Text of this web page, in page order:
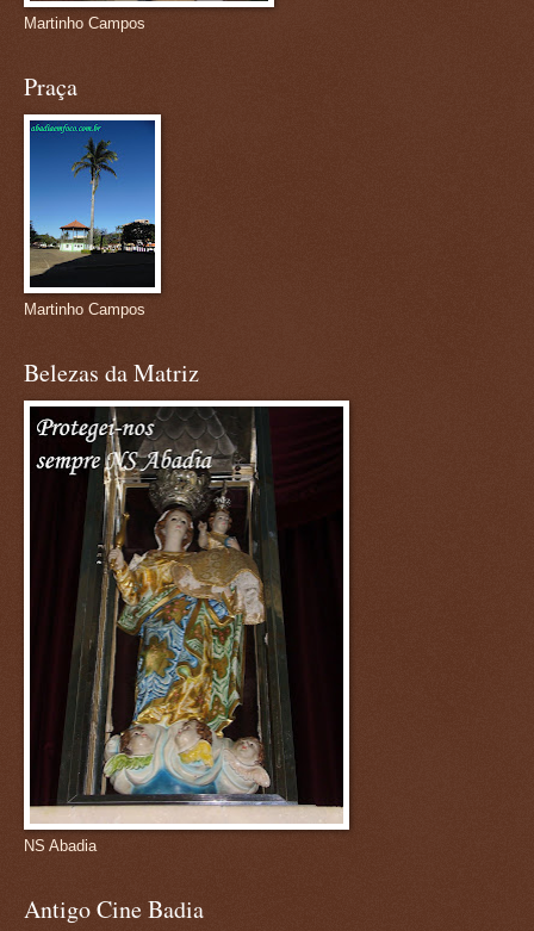
Martinho Campos
Praça
Martinho Campos
Belezas da Matriz
NS Abadia
Antigo Cine Badia